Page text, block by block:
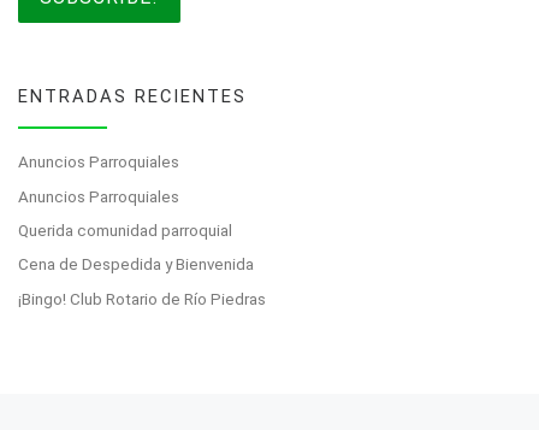
ENTRADAS RECIENTES
Anuncios Parroquiales
Anuncios Parroquiales
Querida comunidad parroquial
Cena de Despedida y Bienvenida
¡Bingo! Club Rotario de Río Piedras